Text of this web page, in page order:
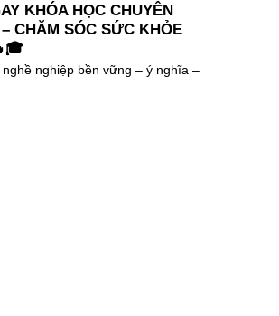
KHÓA HỌC CHUYÊN
CHĂM SÓC SỨC KHỎE
nghiệp bền vững – ý nghĩa –